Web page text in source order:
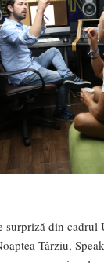
din cadrul
Târziu,